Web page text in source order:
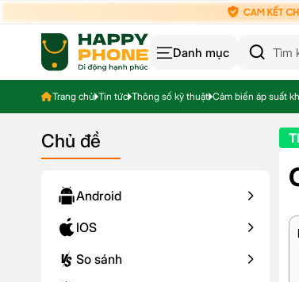
Danh mục
Trang chủ Tin tức Thông số kỹ thuật Cảm biến áp suất
Chủ đề
Android
IOS
So sánh